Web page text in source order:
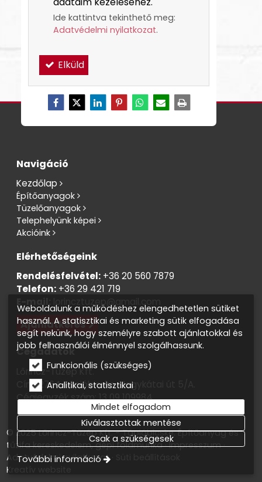
Ide kattintva tekinthető meg:
Adatvédelmi nyilatkozat.
Elküld
Navigáció
Kezdőlap
Építőanyagok
Tüzelőanyagok
Telephelyünk képei
Akcióink
Elérhetőségeink
Rendelésfelvétel: +36 20 560 7879
Telefon: +36 29 421 719
E-mail: lorincztuzep@gmail.com
Ajánlatkérés
Cégadatok
Lőrincz-Tüzép Kft.
Cím: 2764 Tápióbicske, Nagykátai út 5/A.
Cégjegyzék szám: 13 09 109984
Adószám: 13819138-2-13
© 2025 Lőrincz-Tüzép Kft. - Tápióbicske. Építőanyag és
tűzifa kereskedelem, gépi földmunka Impresszum
Adatvédelmi nyilatkozat
Kreatív website
Weboldalunk a működéshez elengedhetetlen sütiket
használ. A statisztikai és marketing sütik elfogadása
segít nekünk, hogy személyre szabott ajánlatokkal és
jobb felhasználói élménnyel szolgálhassunk.
Funkcionális (szükséges)
Analitikai, statisztikai
Mindet elfogadom
Kiválasztottak mentése
Csak a szükségesek
További információ